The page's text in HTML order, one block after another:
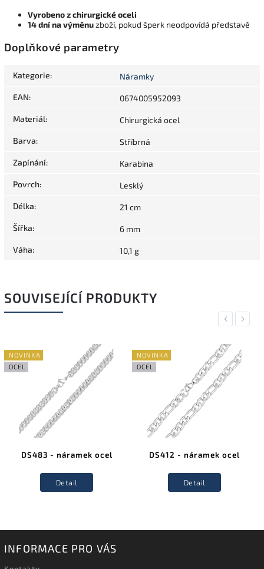
Vyrobeno z chirurgické oceli
14 dní na výměnuzboží, pokud šperk neodpovídá představě
Doplňkové parametry
Kategorie: Náramky
EAN: 0674005952093
Materiál: Chirurgická ocel
Barva: Stříbrná
Zapínání: Karabina
Povrch: Lesklý
Délka: 21 cm
Šířka: 6 mm
Váha: 10,1 g
SOUVISEJÍCÍ PRODUKTY
Previous
NOVINKA
OCEL
DS483 - náramek ocel
Detail
NOVINKA
OCEL
DS412 - náramek ocel
Detail
Next
INFORMACE PRO VÁS